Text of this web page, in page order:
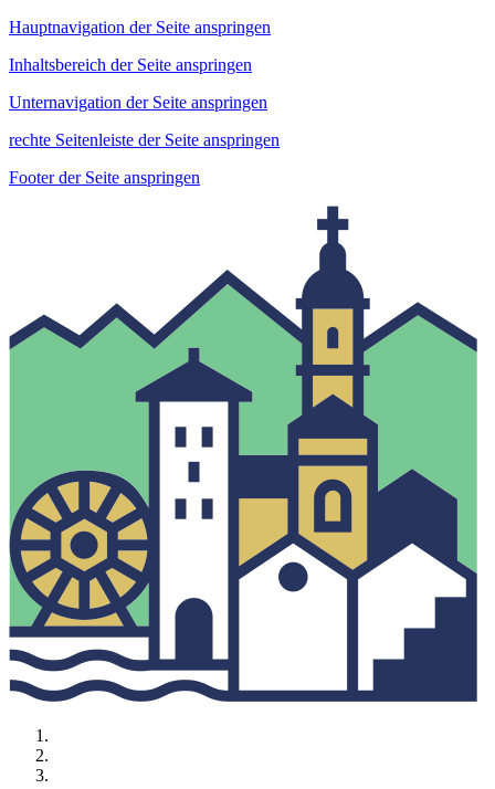
Hauptnavigation der Seite anspringen
Inhaltsbereich der Seite anspringen
Unternavigation der Seite anspringen
rechte Seitenleiste der Seite anspringen
Footer der Seite anspringen